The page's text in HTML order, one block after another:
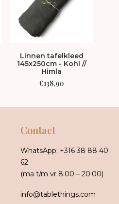
Linnen tafelkleed
145x250cm - Kohl //
Himla
€138,90
Contact
WhatsApp: +316 38 88 40
62
(ma t/m vr 8:00 – 20:00)
info@tablethings.com